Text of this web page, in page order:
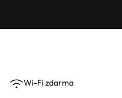
Wi-Fi zdarma